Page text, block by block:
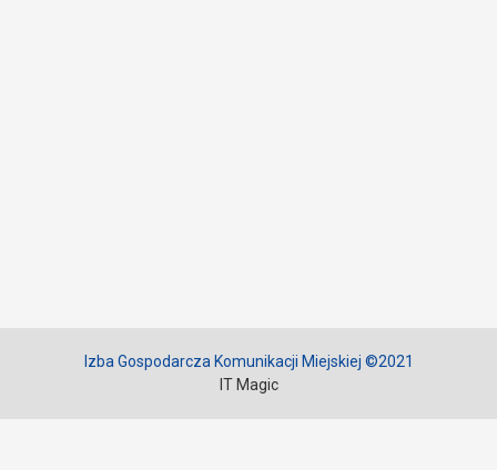
Izba Gospodarcza Komunikacji Miejskiej ©2021
IT Magic